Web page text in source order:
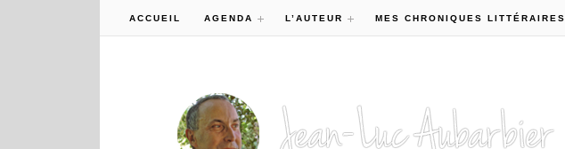
ACCUEIL AGENDA L’AUTEUR MES CHRONIQUES LITTÉRAIRES